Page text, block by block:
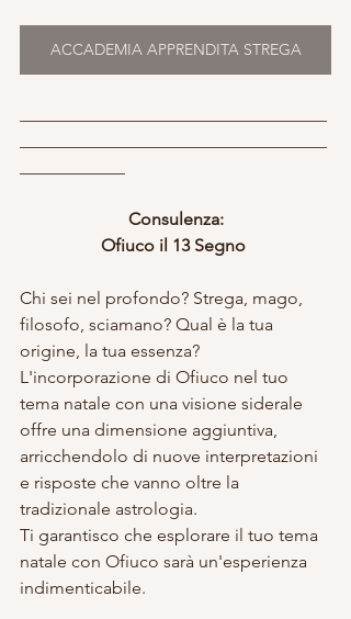
ACCADEMIA APPRENDITA STREGA
Consulenza:
Ofiuco il 13 Segno
Chi sei nel profondo? Strega, mago,
filosofo, sciamano? Qual è la tua
origine, la tua essenza?
L'incorporazione di Ofiuco nel tuo
tema natale con una visione siderale
offre una dimensione aggiuntiva,
arricchendolo di nuove interpretazioni
e risposte che vanno oltre la
tradizionale astrologia.
Ti garantisco che esplorare il tuo tema
natale con Ofiuco sarà un'esperienza
indimenticabile.